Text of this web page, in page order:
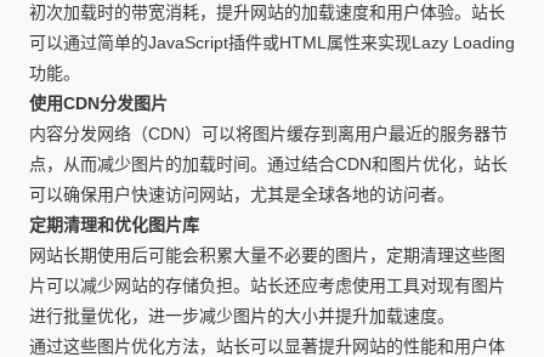
初次加载时的带宽消耗，提升网站的加载速度和用户体验。站长
可以通过简单的JavaScript插件或HTML属性来实现Lazy Loading
功能。
使用CDN分发图片
内容分发网络（CDN）可以将图片缓存到离用户最近的服务器节
点，从而减少图片的加载时间。通过结合CDN和图片优化，站长
可以确保用户快速访问网站，尤其是全球各地的访问者。
定期清理和优化图片库
网站长期使用后可能会积累大量不必要的图片，定期清理这些图
片可以减少网站的存储负担。站长还应考虑使用工具对现有图片
进行批量优化，进一步减少图片的大小并提升加载速度。
通过这些图片优化方法，站长可以显著提升网站的性能和用户体